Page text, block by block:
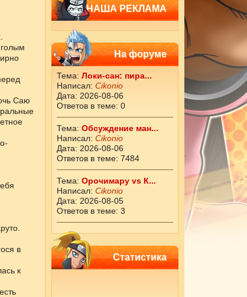
НАША РЕКЛАМА
На форуме
Тема: Локи-сан: пира...
Написал: Cikоnio
Дата: 2026-08-06
Ответов в теме: 0
Тема: Обсуждение ман...
Написал: Cikоnio
Дата: 2026-08-06
Ответов в теме: 7484
Тема: Орочимару vs К...
Написал: Cikоnio
Дата: 2026-08-05
Ответов в теме: 3
Статистика
Саю
в
к